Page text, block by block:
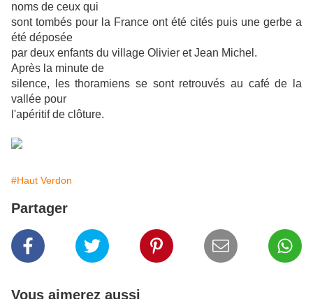
noms de ceux qui
sont tombés pour la France ont été cités puis une gerbe a
été déposée
par deux enfants du village Olivier et Jean Michel.
Après la minute de
silence, les thoramiens se sont retrouvés au café de la
vallée pour
l'apéritif de clôture.
#Haut Verdon
Partager
Vous aimerez aussi